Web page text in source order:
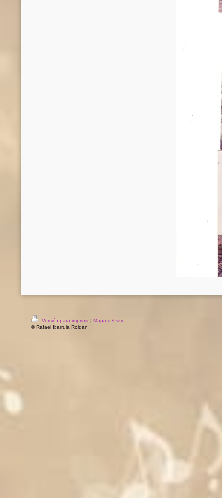
Versión para imprimir
Mapa del sitio
© Rafael Ibarrula Roldán